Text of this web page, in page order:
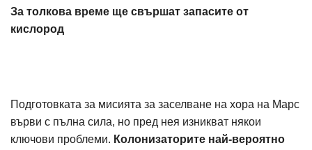
За толкова време ще свършат запасите от
кислород
Подготовката за мисията за заселване на хора на Марс
върви с пълна сила, но пред нея изникват някои
ключови проблеми. Колонизаторите най-вероятно